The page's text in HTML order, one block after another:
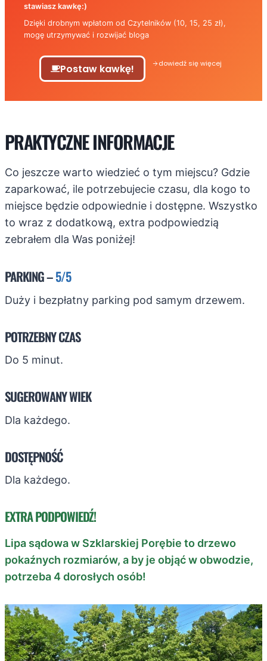
stawiasz kawkę:)
Dzięki drobnym wpłatom od Czytelników (10, 15, 25 zł),
mogę utrzymywać i rozwijać bloga
Postaw kawkę! dowiedź się więcej
PRAKTYCZNE INFORMACJE
Co jeszcze warto wiedzieć o tym miejscu? Gdzie
zaparkować, ile potrzebujecie czasu, dla kogo to
miejsce będzie odpowiednie i dostępne. Wszystko
to wraz z dodatkową, extra podpowiedzią
zebrałem dla Was poniżej!
PARKING –5/5
Duży i bezpłatny parking pod samym drzewem.
POTRZEBNY CZAS
Do 5 minut.
SUGEROWANY WIEK
Dla każdego.
DOSTĘPNOŚĆ
Dla każdego.
EXTRA PODPOWIEDŹ!
Lipa sądowa w Szklarskiej Porębie to drzewo
pokaźnych rozmiarów, a by je objąć w obwodzie,
potrzeba 4 dorosłych osób!